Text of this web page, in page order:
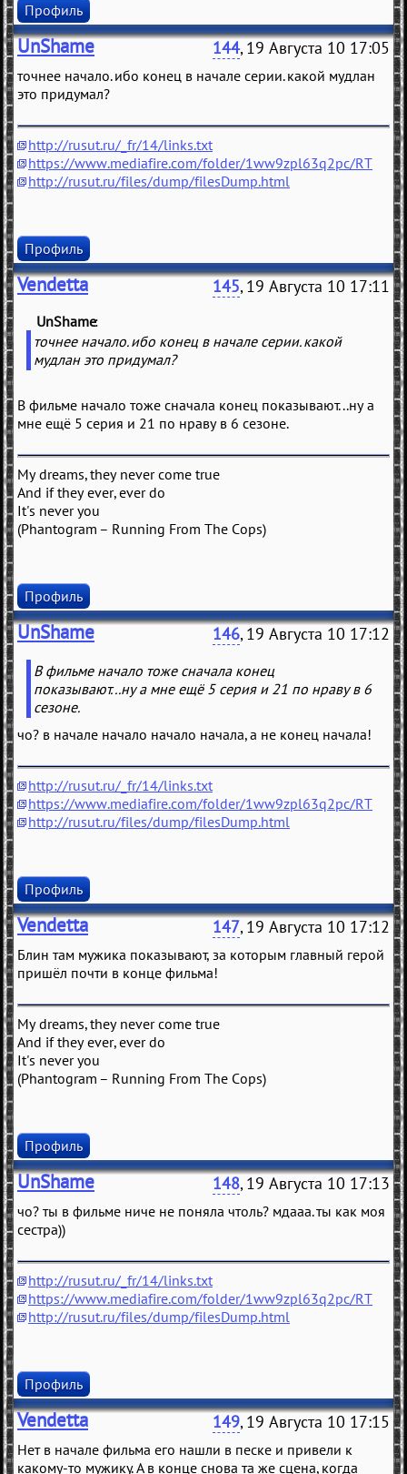
Профиль
UnShame 144, 19 Августа 10 17:05
точнее начало. ибо конец в начале серии. какой мудлан
это придумал?
http://rusut.ru/_fr/14/links.txt
https://www.mediafire.com/folder/1ww9zpl63q2pc/RT
http://rusut.ru/files/dump/filesDump.html
Профиль
Vendetta 145, 19 Августа 10 17:11
UnShame
точнее начало. ибо конец в начале серии. какой
мудлан это придумал?
В фильме начало тоже сначала конец показывают...ну а
мне ещё 5 серия и 21 по нраву в 6 сезоне.
My dreams, they never come true
And if they ever, ever do
It's never you
(Phantogram – Running From The Cops)
Профиль
UnShame 146, 19 Августа 10 17:12
В фильме начало тоже сначала конец
показывают...ну а мне ещё 5 серия и 21 по нраву в 6
сезоне.
чо? в начале начало начало начала, а не конец начала!
http://rusut.ru/_fr/14/links.txt
https://www.mediafire.com/folder/1ww9zpl63q2pc/RT
http://rusut.ru/files/dump/filesDump.html
Профиль
Vendetta 147, 19 Августа 10 17:12
Блин там мужика показывают, за которым главный герой
пришёл почти в конце фильма!
My dreams, they never come true
And if they ever, ever do
It's never you
(Phantogram – Running From The Cops)
Профиль
UnShame 148, 19 Августа 10 17:13
чо? ты в фильме ниче не поняла чтоль? мдааа. ты как моя
сестра))
http://rusut.ru/_fr/14/links.txt
https://www.mediafire.com/folder/1ww9zpl63q2pc/RT
http://rusut.ru/files/dump/filesDump.html
Профиль
Vendetta 149, 19 Августа 10 17:15
Нет в начале фильма его нашли в песке и привели к
какому-то мужику. А в конце снова та же сцена, когда